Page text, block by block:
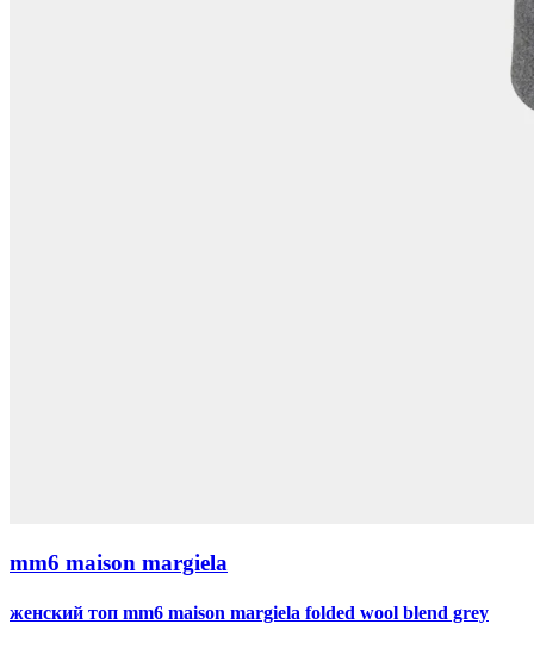
mm6 maison margiela
женский топ mm6 maison margiela folded wool blend grey